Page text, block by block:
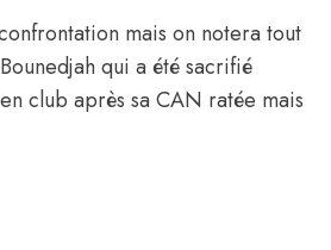
mais on notera tout
qui a été sacrifié
club après sa CAN ratée mais